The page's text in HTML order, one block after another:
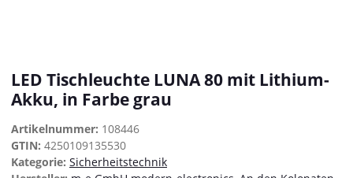
LED Tischleuchte LUNA 80 mit Lithium-
Akku, in Farbe grau
Artikelnummer: 108446
GTIN: 4250109135530
Kategorie: Sicherheitstechnik